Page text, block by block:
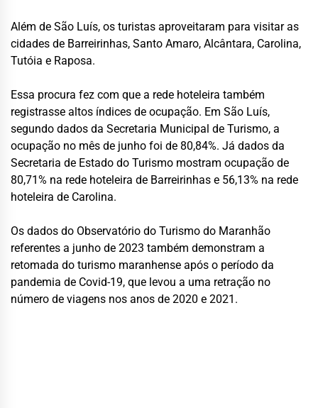
Além de São Luís, os turistas aproveitaram para visitar as
cidades de Barreirinhas, Santo Amaro, Alcântara, Carolina,
Tutóia e Raposa.
Essa procura fez com que a rede hoteleira também
registrasse altos índices de ocupação. Em São Luís,
segundo dados da Secretaria Municipal de Turismo, a
ocupação no mês de junho foi de 80,84%. Já dados da
Secretaria de Estado do Turismo mostram ocupação de
80,71% na rede hoteleira de Barreirinhas e 56,13% na rede
hoteleira de Carolina.
Os dados do Observatório do Turismo do Maranhão
referentes a junho de 2023 também demonstram a
retomada do turismo maranhense após o período da
pandemia de Covid-19, que levou a uma retração no
número de viagens nos anos de 2020 e 2021.